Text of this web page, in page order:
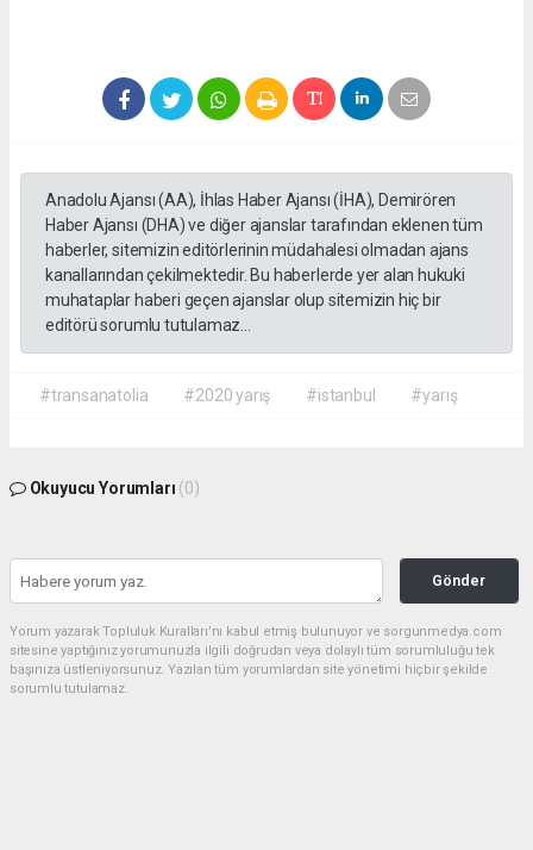
Anadolu Ajansı (AA), İhlas Haber Ajansı (İHA), Demirören
Haber Ajansı (DHA) ve diğer ajanslar tarafından eklenen tüm
haberler, sitemizin editörlerinin müdahalesi olmadan ajans
kanallarından çekilmektedir. Bu haberlerde yer alan hukuki
muhataplar haberi geçen ajanslar olup sitemizin hiç bir
editörü sorumlu tutulamaz...
#transanatolia #2020 yarış #istanbul #yarış
Okuyucu Yorumları (0)
Gönder
Yorum yazarak Topluluk Kuralları’nı kabul etmiş bulunuyor ve sorgunmedya.com
sitesine yaptığınız yorumunuzla ilgili doğrudan veya dolaylı tüm sorumluluğu tek
başınıza üstleniyorsunuz. Yazılan tüm yorumlardan site yönetimi hiçbir şekilde
sorumlu tutulamaz.